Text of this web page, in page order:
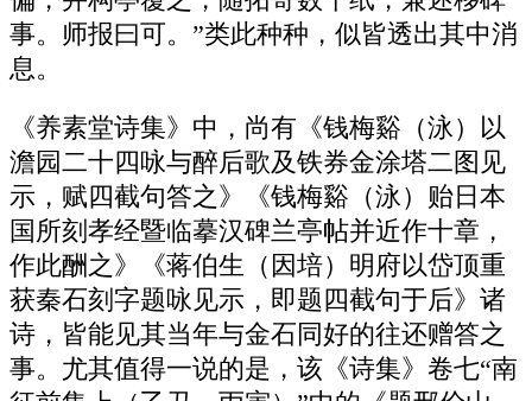
事。师报曰可。”类此种种，似皆透出其中消
息。
《养素堂诗集》中，尚有《钱梅谿（泳）以
澹园二十四咏与醉后歌及铁券金涂塔二图见
示，赋四截句答之》《钱梅谿（泳）贻日本
国所刻孝经暨临摹汉碑兰亭帖并近作十章，
作此酬之》《蒋伯生（因培）明府以岱顶重
获秦石刻字题咏见示，即题四截句于后》诸
诗，皆能见其当年与金石同好的往还赠答之
事。尤其值得一说的是，该《诗集》卷七“南